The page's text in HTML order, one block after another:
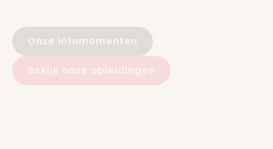
Onze infomomenten
Bekijk onze opleidingen